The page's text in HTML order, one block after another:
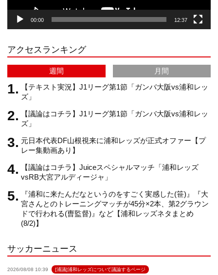
r
a
m
e
C
h
a
n
e
00:00 12:37
アクセスランキング
週間
月間
【テキスト実況】J1リーグ第1節「ガンバ大阪vs浦和レッ
ズ」
【議論はコチラ】J1リーグ第1節「ガンバ大阪vs浦和レッ
ズ」
元日本代表DF山根視来に浦和レッズが正式オファー【プ
レー集動画あり】
【議論はコチラ】Juiceスペシャルマッチ「浦和レッズ
vsRB大宮アルディージャ」
『浦和に来たんだなというのをすごく実感した(笹)』『大
宮さんとのトレーニングマッチが45分×2本、第2グラウン
ドで行われる(曺監督)』など【浦和レッズネタまとめ
(8/2)】
サッカーニュース
2026/08/08 10:39 [浦議]浦和レッズについて議論するページ